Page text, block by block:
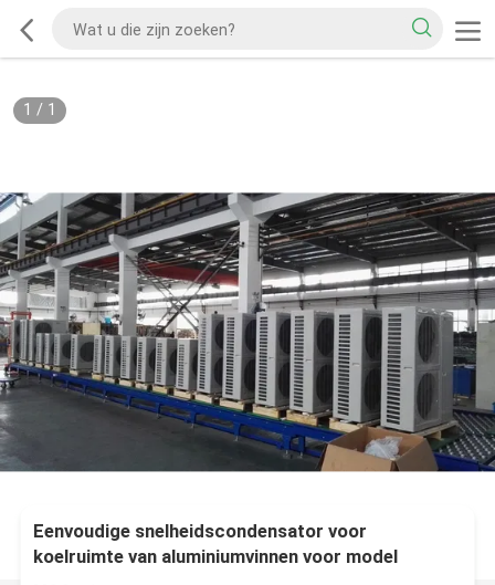
1 / 1
Eenvoudige snelheidscondensator voor
koelruimte van aluminiumvinnen voor model